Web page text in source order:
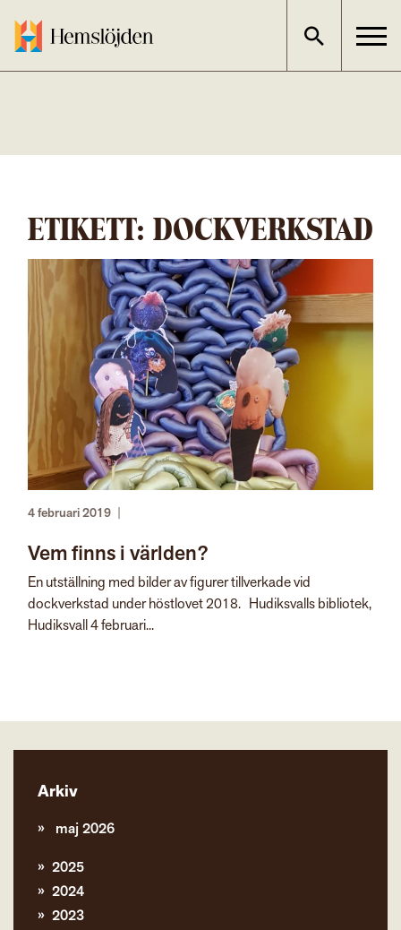
innehållet
ETIKETT: DOCKVERKSTAD
4 februari 2019
Vem finns i världen?
En utställning med bilder av figurer tillverkade vid
dockverkstad under höstlovet 2018. Hudiksvalls bibliotek,
Hudiksvall 4 februari...
Arkiv
maj 2026
2025
2024
2023